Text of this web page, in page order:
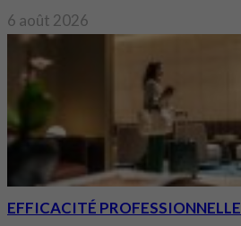
6 août 2026
EFFICACITÉ PROFESSIONNELLE